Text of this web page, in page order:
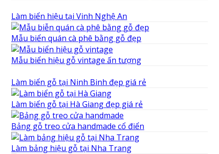
Làm biển hiệu tại Vinh Nghệ An
Mẫu biển quán cà phê bằng gỗ đẹp
Mẫu biển hiệu gỗ vintage ấn tượng
Làm biển gỗ tại Ninh Binh đẹp giá rẻ
Làm biển gỗ tại Hà Giang đẹp giá rẻ
Bảng gỗ treo cửa handmade cổ điển
Làm bảng hiệu gỗ tại Nha Trang